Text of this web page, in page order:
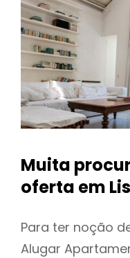
Muita
oferta em
Para ter noção
Alugar